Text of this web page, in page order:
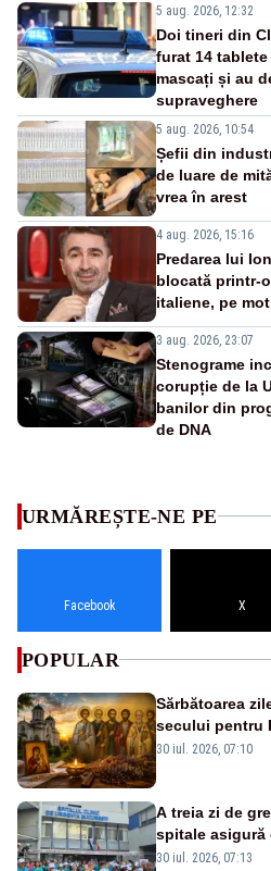
5 aug. 2026, 12:32
Doi tineri din
furat 14
mascați și au
supraveghere
5 aug. 2026, 10:54
Șefii din
de luare de
vrea în arest
4 aug. 2026, 15:16
Predarea lui
blocată printr-
italiene, pe
3 aug. 2026, 23:07
Stenograme
corupție de la
banilor din
de DNA
URMĂREȘTE-NE PE
Facebook X
POPULAR
Sărbătoarea
secului pentru
Domnului și
30 iul. 2026, 07:10
A treia zi de
spitale asigură
30 iul. 2026, 07:13